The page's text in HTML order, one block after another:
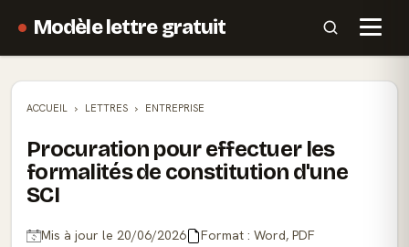
Modèle lettre gratuit
ACCUEIL LETTRES ENTREPRISE
Procuration pour effectuer les
formalités de constitution d'une
SCI
Mis à jour le 20/06/2026
Format : Word, PDF